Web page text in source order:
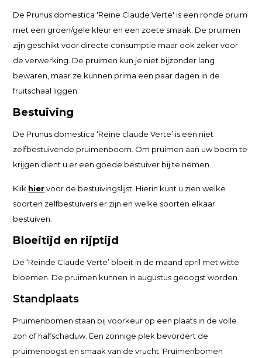
De Prunus domestica 'Reine Claude Verte' is een ronde pruim
met een groen/gele kleur en een zoete smaak. De pruimen
zijn geschikt voor directe consumptie maar ook zeker voor
de verwerking. De pruimen kun je niet bijzonder lang
bewaren, maar ze kunnen prima een paar dagen in de
fruitschaal liggen.
Bestuiving
De Prunus domestica ‘Reine claude Verte’ is een niet
zelfbestuivende pruimenboom. Om pruimen aan uw boom te
krijgen dient u er een goede bestuiver bij te nemen.
Klik hiervoor de bestuivingslijst. Hierin kunt u zien welke
soorten zelfbestuivers er zijn en welke soorten elkaar
bestuiven.
Bloeitijd en rijptijd
De ‘Reinde Claude Verte’ bloeit in de maand april met witte
bloemen. De pruimen kunnen in augustus geoogst worden.
Standplaats
Pruimenbomen staan bij voorkeur op een plaats in de volle
zon of halfschaduw. Een zonnige plek bevordert de
pruimenoogst en smaak van de vrucht. Pruimenbomen